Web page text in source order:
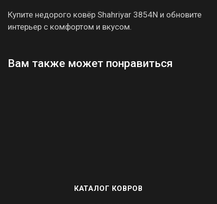
Купите недорого ковёр Shahriyar 3854N и обновите
интерьер с комфортом и вкусом.
Вам также может понравиться
КАТАЛОГ КОВРОВ